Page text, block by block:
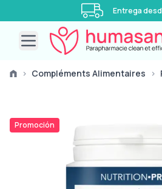
Entrega
Open main menu
› Compléments Alimentaires ›
Promoción